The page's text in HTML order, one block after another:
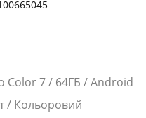
бібліотеку
Color 7 / 64ГБ / Android
/ Кольоровий